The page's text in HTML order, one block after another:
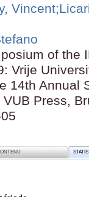
Vincent
of the
Vrije
14th Annual
Press,